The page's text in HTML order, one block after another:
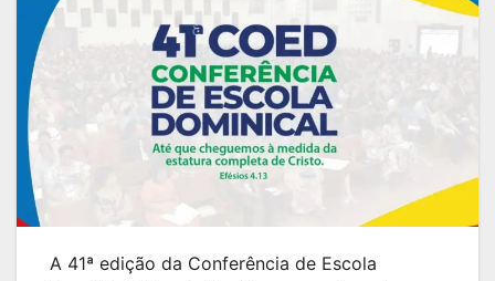
A 41ª edição da Conferência de Escola